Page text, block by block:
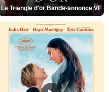
Le Triangle d'or Bande-annonce VF